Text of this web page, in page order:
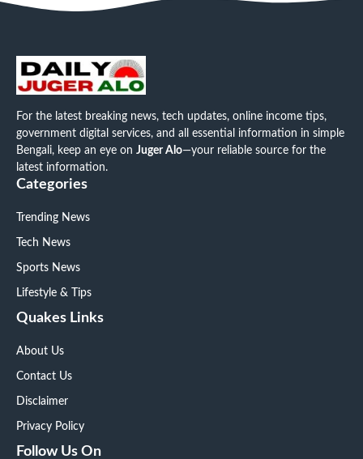
For the latest breaking news, tech updates, online income tips,
government digital services, and all essential information in simple
Bengali, keep an eye on Juger Alo—your reliable source for the
latest information.
Categories
Trending News
Tech News
Sports News
Lifestyle & Tips
Quakes Links
About Us
Contact Us
Disclaimer
Privacy Policy
Follow Us On